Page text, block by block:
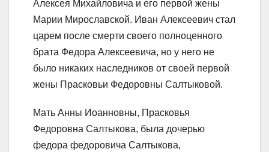
Алексея Михайловича и его первой жены
Марии Мирославской. Иван Алексеевич стал
царем после смерти своего полноценного
брата Федора Алексеевича, но у него не
было никаких наследников от своей первой
жены Прасковьи Федоровны Салтыковой.
Мать Анны Иоанновны, Прасковья
Федоровна Салтыкова, была дочерью
федора федоровича Салтыкова,